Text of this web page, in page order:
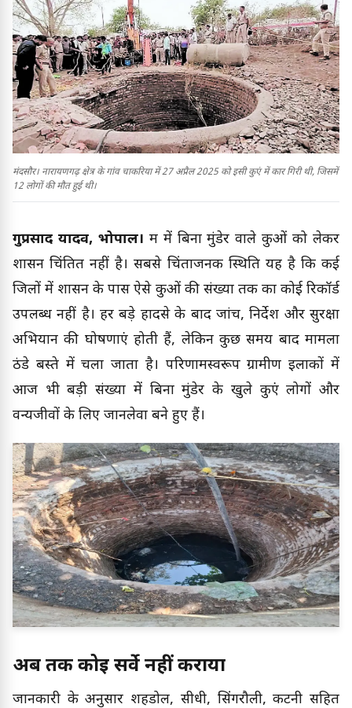
मंदसौर। नारायणगढ़ क्षेत्र के गांव चाकरिया में 27 अप्रैल 2025 को इसी कुएं में कार गिरी थी, जिसमें
12 लोगों की मौत हुई थी।
गुरुप्रसाद यादव, भोपाल। मप्र में बिना मुंडेर वाले कुओं को लेकर
प्रशासन चिंतित नहीं है। सबसे चिंताजनक स्थिति यह है कि कई
जिलों में प्रशासन के पास ऐसे कुओं की संख्या तक का कोई रिकॉर्ड
उपलब्ध नहीं है। हर बड़े हादसे के बाद जांच, निर्देश और सुरक्षा
अभियान की घोषणाएं होती हैं, लेकिन कुछ समय बाद मामला
ठंडे बस्ते में चला जाता है। परिणामस्वरूप ग्रामीण इलाकों में
आज भी बड़ी संख्या में बिना मुंडेर के खुले कुएं लोगों और
वन्यजीवों के लिए जानलेवा बने हुए हैं।
अब तक कोई सर्वे नहीं कराया
जानकारी के अनुसार शहडोल, सीधी, सिंगरौली, कटनी सहित